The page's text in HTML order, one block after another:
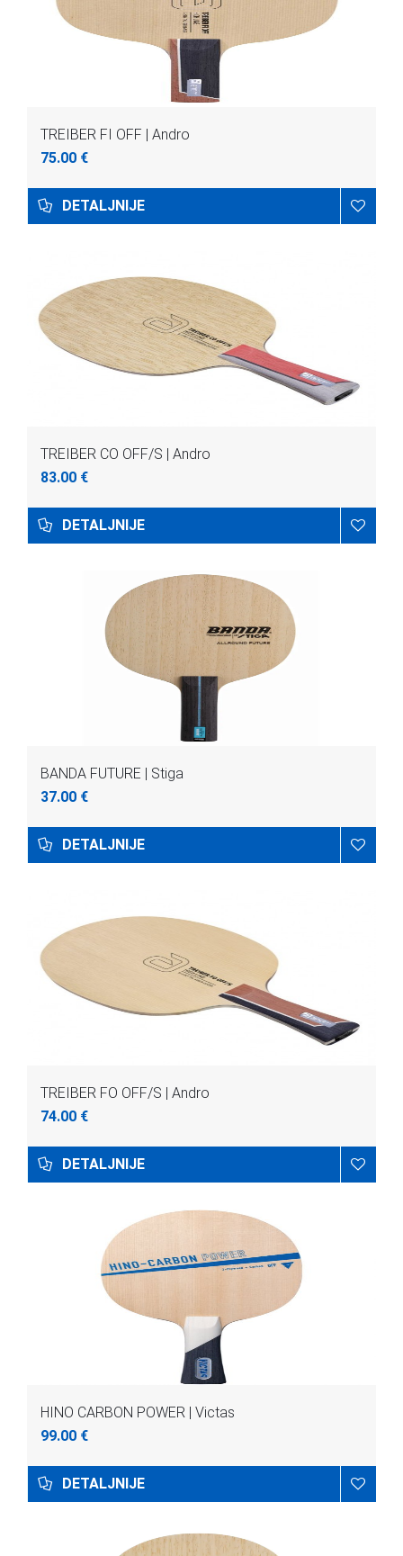
TREIBER FI OFF | Andro
75.00 €
DETALJNIJE
TREIBER CO OFF/S | Andro
83.00 €
DETALJNIJE
BANDA FUTURE | Stiga
37.00 €
DETALJNIJE
TREIBER FO OFF/S | Andro
74.00 €
DETALJNIJE
HINO CARBON POWER | Victas
99.00 €
DETALJNIJE